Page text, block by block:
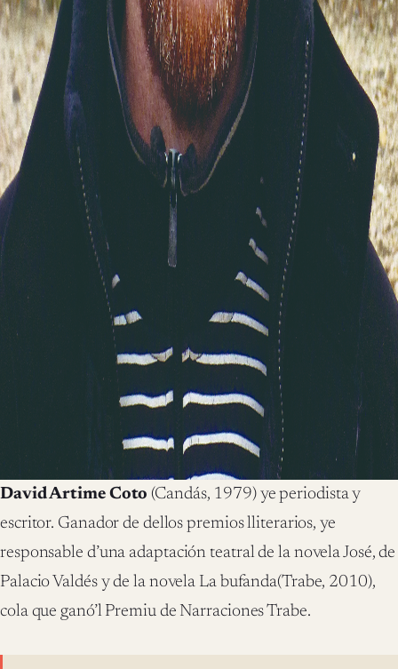
David Artime Coto (Candás, 1979) ye periodista y
escritor. Ganador de dellos premios lliterarios, ye
responsable d’una adaptación teatral de la novelaJosé, de
Palacio Valdés y de la novela La bufanda(Trabe, 2010),
cola que ganó’l Premiu de Narraciones Trabe.